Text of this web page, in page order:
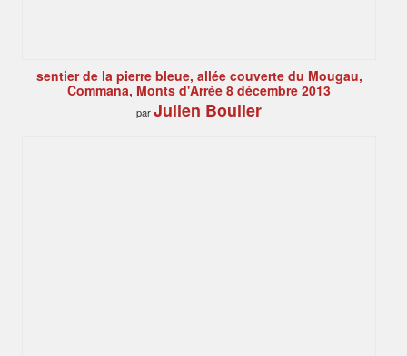
sentier de la pierre bleue, allée couverte du Mougau,
Commana, Monts d'Arrée 8 décembre 2013
parJulien Boulier